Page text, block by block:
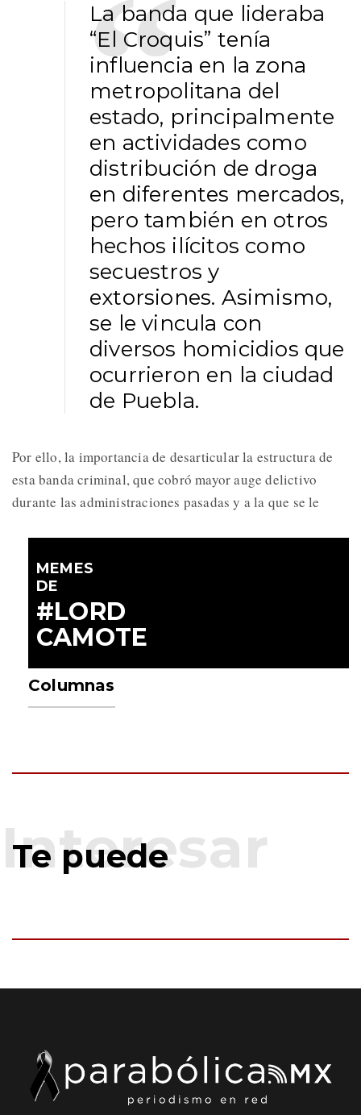
La banda que lideraba
“El Croquis” tenía
influencia en la zona
metropolitana del
estado, principalmente
en actividades como
distribución de droga
en diferentes mercados,
pero también en otros
hechos ilícitos como
secuestros y
extorsiones. Asimismo,
se le vincula con
diversos homicidios que
ocurrieron en la ciudad
de Puebla.
Por ello, la importancia de desarticular la estructura de
esta banda criminal, que cobró mayor auge delictivo
durante las administraciones pasadas y a la que se le
MEMES
DE
#LORD
CAMOTE
Columnas
Te puede